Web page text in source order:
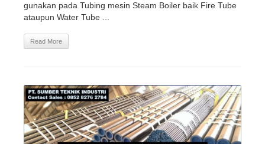
gunakan pada Tubing mesin Steam Boiler baik Fire Tube
ataupun Water Tube ...
Read More